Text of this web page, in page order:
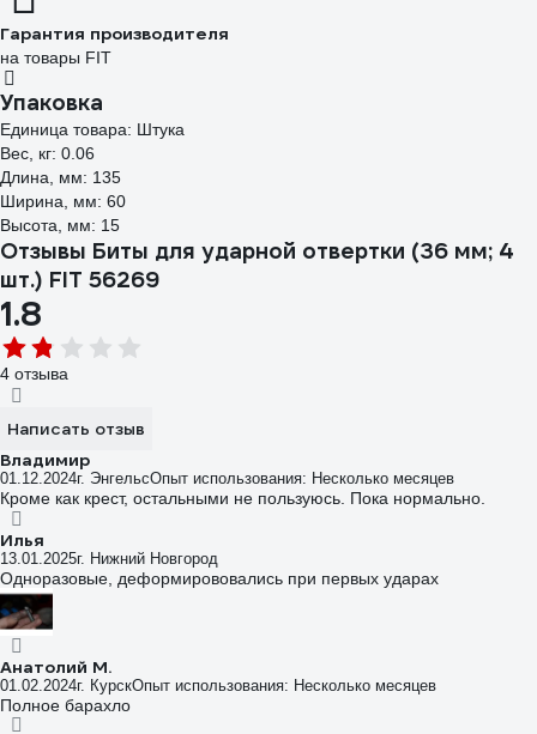
Гарантия производителя
на товары FIT
Упаковка
Единица товара: Штука
Вес, кг: 0.06
Длина, мм: 135
Ширина, мм: 60
Высота, мм: 15
Отзывы Биты для ударной отвертки (36 мм; 4
шт.) FIT 56269
1.8
4 отзыва
Написать отзыв
Владимир
01.12.2024г. ЭнгельсОпыт использования: Несколько месяцев
Кроме как крест, остальными не пользуюсь. Пока нормально.
Илья
13.01.2025г. Нижний Новгород
Одноразовые, деформирововались при первых ударах
Анатолий М.
01.02.2024г. КурскОпыт использования: Несколько месяцев
Полное барахло